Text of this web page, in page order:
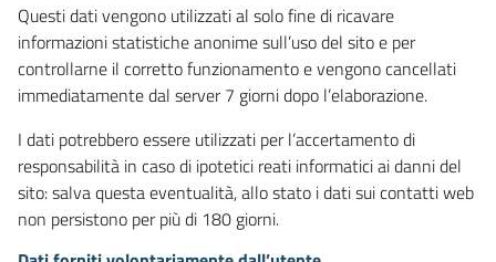
Questi dati vengono utilizzati al solo fine di ricavare
informazioni statistiche anonime sull’uso del sito e per
controllarne il corretto funzionamento e vengono cancellati
immediatamente dal server 7 giorni dopo l’elaborazione.
I dati potrebbero essere utilizzati per l’accertamento di
responsabilità in caso di ipotetici reati informatici ai danni del
sito: salva questa eventualità, allo stato i dati sui contatti web
non persistono per più di 180 giorni.